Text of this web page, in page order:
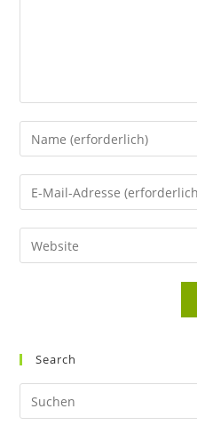
Gib
deinen
Namen
oder
zum
Kommentieren
Gib
deine
E-
Mail-
Gib
deine
Search